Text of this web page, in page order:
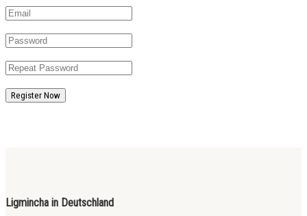
Register Now
Ligmincha in Deutschland